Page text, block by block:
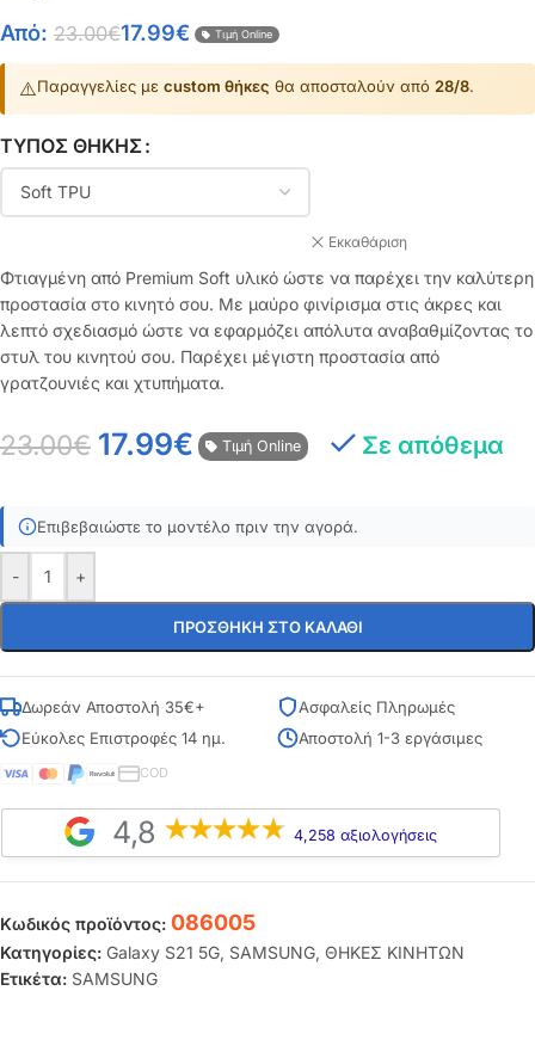
Από: 23.00€17.99€ Τιμή Online
⚠️Παραγγελίες με custom θήκες θα αποσταλούν από 28/8.
ΤΎΠΟΣ ΘΉΚΗΣ
Εκκαθάριση
Φτιαγμένη από Premium Soft υλικό ώστε να παρέχει την καλύτερη
προστασία στο κινητό σου. Με μαύρο φινίρισμα στις άκρες και
λεπτό σχεδιασμό ώστε να εφαρμόζει απόλυτα αναβαθμίζοντας το
στυλ του κινητού σου. Παρέχει μέγιστη προστασία από
γρατζουνιές και χτυπήματα.
23.00€ 17.99€ Τιμή Online Σε απόθεμα
Επιβεβαιώστε το μοντέλο πριν την αγορά.
- +
ΠΡΟΣΘΉΚΗ ΣΤΟ ΚΑΛΆΘΙ
Δωρεάν Αποστολή 35€+
Ασφαλείς Πληρωμές
Εύκολες Επιστροφές 14 ημ.
Αποστολή 1-3 εργάσιμες
COD
4,8 4,258 αξιολογήσεις
Κωδικός προϊόντος: 086005
Κατηγορίες: Galaxy S21 5G, SAMSUNG, ΘΗΚΕΣ ΚΙΝΗΤΩΝ
Ετικέτα: SAMSUNG